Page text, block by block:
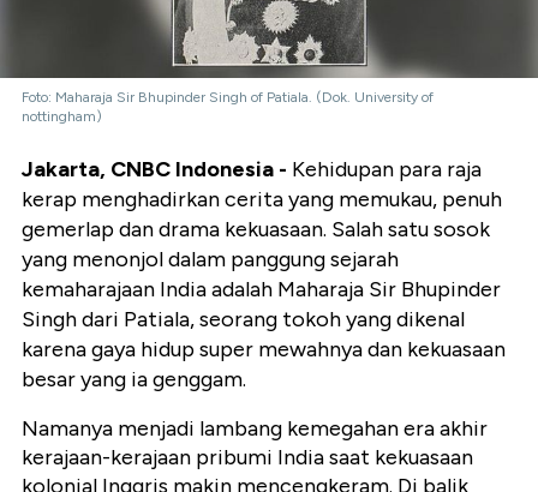
Foto: Maharaja Sir Bhupinder Singh of Patiala. (Dok. University of
nottingham)
Jakarta, CNBC Indonesia - Kehidupan para raja
kerap menghadirkan cerita yang memukau, penuh
gemerlap dan drama kekuasaan. Salah satu sosok
yang menonjol dalam panggung sejarah
kemaharajaan India adalah Maharaja Sir Bhupinder
Singh dari Patiala, seorang tokoh yang dikenal
karena gaya hidup super mewahnya dan kekuasaan
besar yang ia genggam.
Namanya menjadi lambang kemegahan era akhir
kerajaan-kerajaan pribumi India saat kekuasaan
kolonial Inggris makin mencengkeram. Di balik